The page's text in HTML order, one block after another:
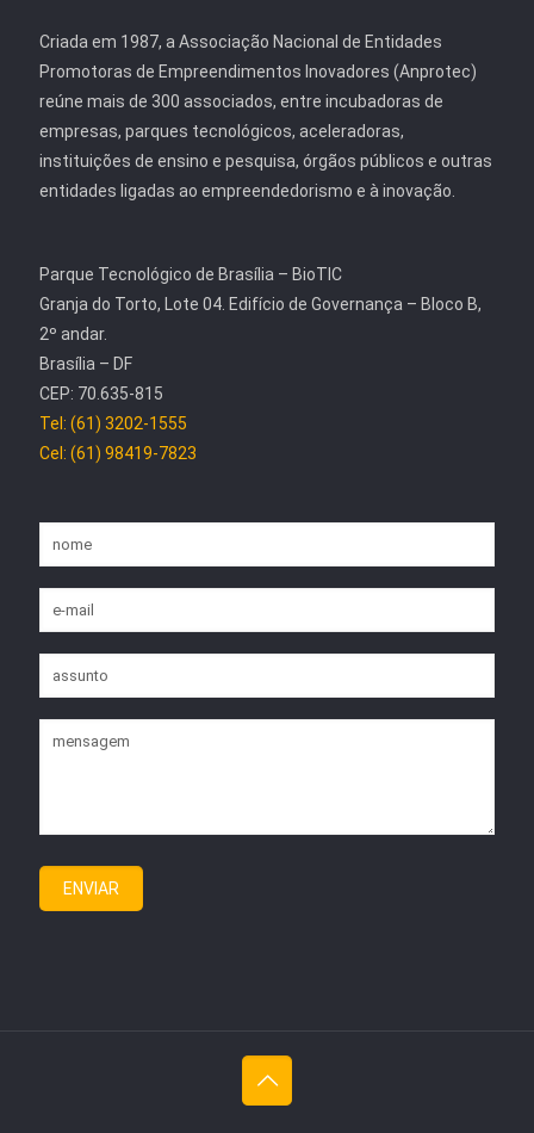
Criada em 1987, a Associação Nacional de Entidades
Promotoras de Empreendimentos Inovadores (Anprotec)
reúne mais de 300 associados, entre incubadoras de
empresas, parques tecnológicos, aceleradoras,
instituições de ensino e pesquisa, órgãos públicos e outras
entidades ligadas ao empreendedorismo e à inovação.
Parque Tecnológico de Brasília – BioTIC
Granja do Torto, Lote 04. Edifício de Governança – Bloco B,
2º andar.
Brasília – DF
CEP: 70.635-815
Tel: (61) 3202-1555
Cel: (61) 98419-7823